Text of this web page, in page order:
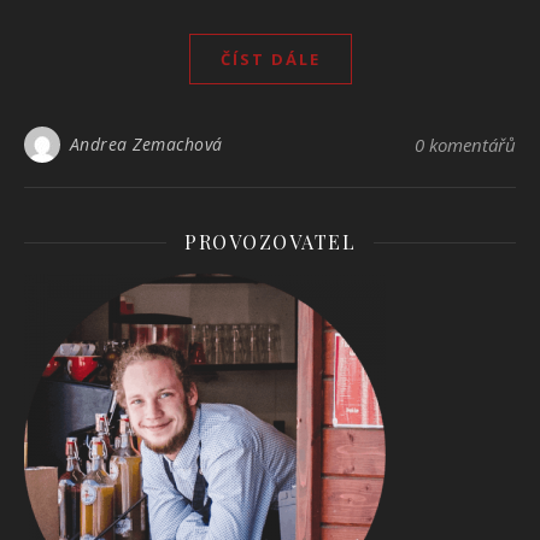
ČÍST DÁLE
Andrea Zemachová 0 komentářů
PROVOZOVATEL